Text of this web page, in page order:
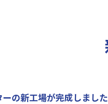
の新工場が完成しました